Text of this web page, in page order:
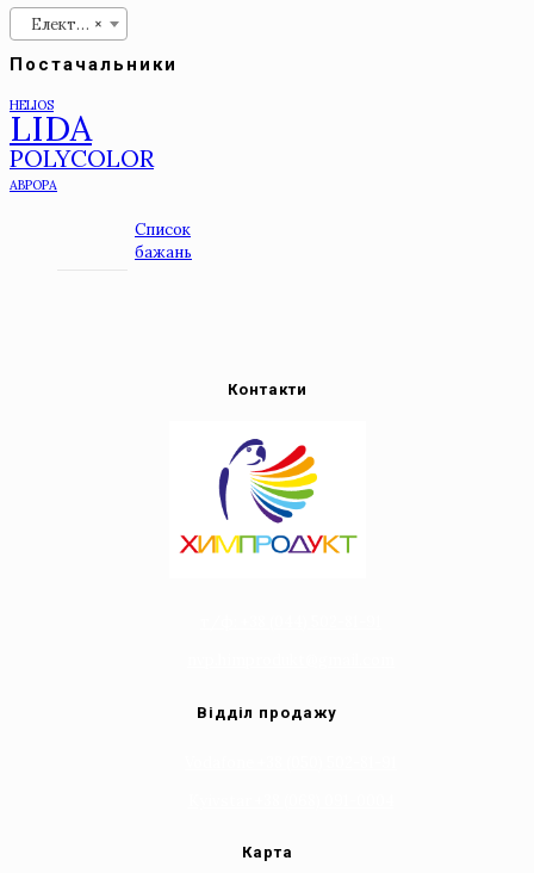
×
Електроізоляційні
Постачальники
HELIOS
LIDA
POLYCOLOR
АВРОРА
Список
бажань
Контакти
Відділ продажу
Карта